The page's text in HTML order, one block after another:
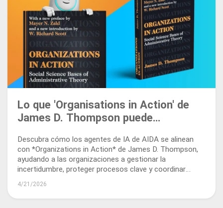
Lo que 'Organisations in Action' de
James D. Thompson puede
en los flujos de trabajo documentales
Descubra cómo los agentes de IA de AIDA se alinean
con *Organizations in Action* de James D. Thompson,
ayudando a las organizaciones a gestionar la
incertidumbre, proteger procesos clave y coordinar
4/21/2026